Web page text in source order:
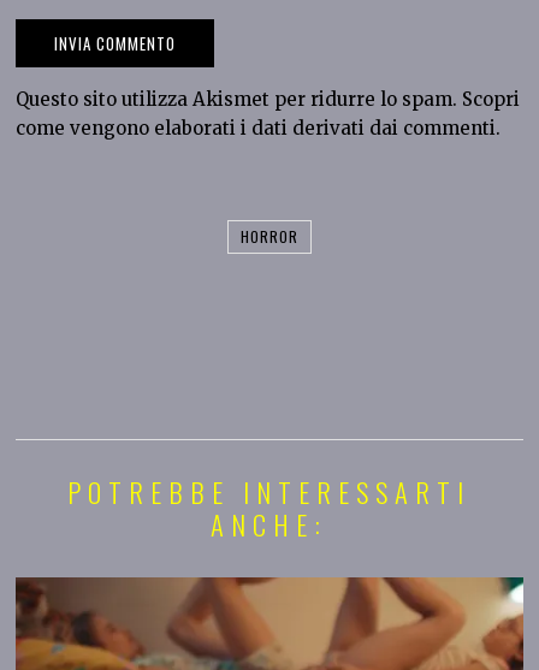
Questo sito utilizza Akismet per ridurre lo spam. Scopri
come vengono elaborati i dati derivati dai commenti.
HORROR
POTREBBE INTERESSARTI
ANCHE: